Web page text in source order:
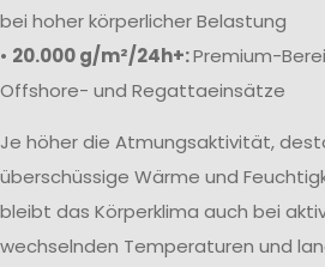
bei hoher körperlicher Belastung
• 20.000 g/m²/24h+:Premium-
Offshore- und Regattaeinsätze
Je höher die Atmungsaktivität,
überschüssige Wärme und
bleibt das Körperklima auch bei
wechselnden Temperaturen und